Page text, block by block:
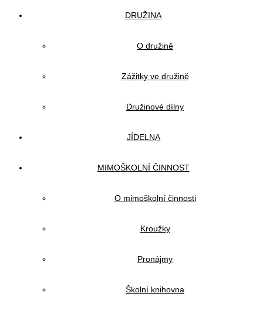
DRUŽINA
O družině
Zážitky ve družině
Družinové dílny
JÍDELNA
MIMOŠKOLNÍ ČINNOST
O mimoškolní činnosti
Kroužky
Pronájmy
Školní knihovna